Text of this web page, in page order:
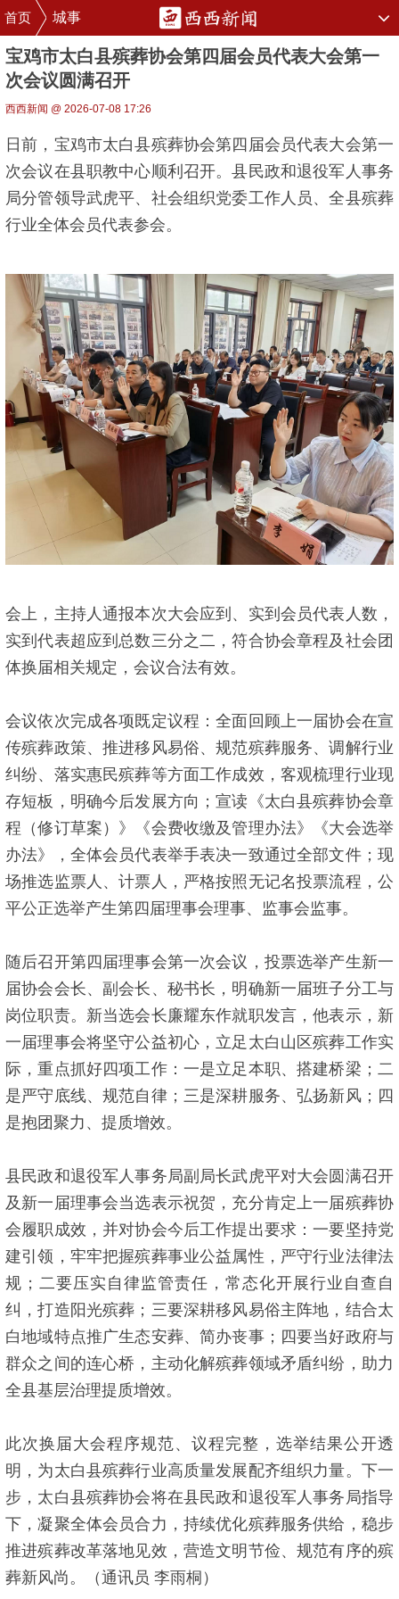
首页 城事
宝鸡市太白县殡葬协会第四届会员代表大会第一
次会议圆满召开
西西新闻 @ 2026-07-08 17:26
日前，宝鸡市太白县殡葬协会第四届会员代表大会第一
次会议在县职教中心顺利召开。县民政和退役军人事务
局分管领导武虎平、社会组织党委工作人员、全县殡葬
行业全体会员代表参会。
会上，主持人通报本次大会应到、实到会员代表人数，
实到代表超应到总数三分之二，符合协会章程及社会团
体换届相关规定，会议合法有效。
会议依次完成各项既定议程：全面回顾上一届协会在宣
传殡葬政策、推进移风易俗、规范殡葬服务、调解行业
纠纷、落实惠民殡葬等方面工作成效，客观梳理行业现
存短板，明确今后发展方向；宣读《太白县殡葬协会章
程（修订草案）》《会费收缴及管理办法》《大会选举
办法》，全体会员代表举手表决一致通过全部文件；现
场推选监票人、计票人，严格按照无记名投票流程，公
平公正选举产生第四届理事会理事、监事会监事。
随后召开第四届理事会第一次会议，投票选举产生新一
届协会会长、副会长、秘书长，明确新一届班子分工与
岗位职责。新当选会长廉耀东作就职发言，他表示，新
一届理事会将坚守公益初心，立足太白山区殡葬工作实
际，重点抓好四项工作：一是立足本职、搭建桥梁；二
是严守底线、规范自律；三是深耕服务、弘扬新风；四
是抱团聚力、提质增效。
县民政和退役军人事务局副局长武虎平对大会圆满召开
及新一届理事会当选表示祝贺，充分肯定上一届殡葬协
会履职成效，并对协会今后工作提出要求：一要坚持党
建引领，牢牢把握殡葬事业公益属性，严守行业法律法
规；二要压实自律监管责任，常态化开展行业自查自
纠，打造阳光殡葬；三要深耕移风易俗主阵地，结合太
白地域特点推广生态安葬、简办丧事；四要当好政府与
群众之间的连心桥，主动化解殡葬领域矛盾纠纷，助力
全县基层治理提质增效。
此次换届大会程序规范、议程完整，选举结果公开透
明，为太白县殡葬行业高质量发展配齐组织力量。下一
步，太白县殡葬协会将在县民政和退役军人事务局指导
下，凝聚全体会员合力，持续优化殡葬服务供给，稳步
推进殡葬改革落地见效，营造文明节俭、规范有序的殡
葬新风尚。（通讯员 李雨桐）